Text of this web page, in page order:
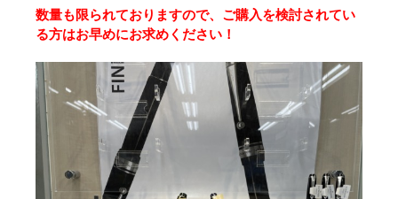
数量も限られておりますので、ご購入を検討されてい
る方はお早めにお求めください！